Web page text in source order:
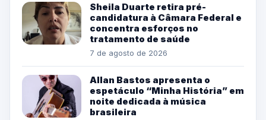
Sheila Duarte retira pré-
candidatura à Câmara Federal e
concentra esforços no
tratamento de saúde
7 de agosto de 2026
Allan Bastos apresenta o
espetáculo “Minha História” em
noite dedicada à música
brasileira